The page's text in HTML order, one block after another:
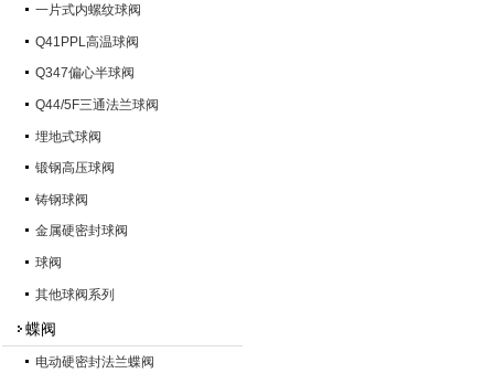
一片式内螺纹球阀
Q41PPL高温球阀
Q347偏心半球阀
Q44/5F三通法兰球阀
埋地式球阀
锻钢高压球阀
铸钢球阀
金属硬密封球阀
球阀
其他球阀系列
蝶阀
电动硬密封法兰蝶阀